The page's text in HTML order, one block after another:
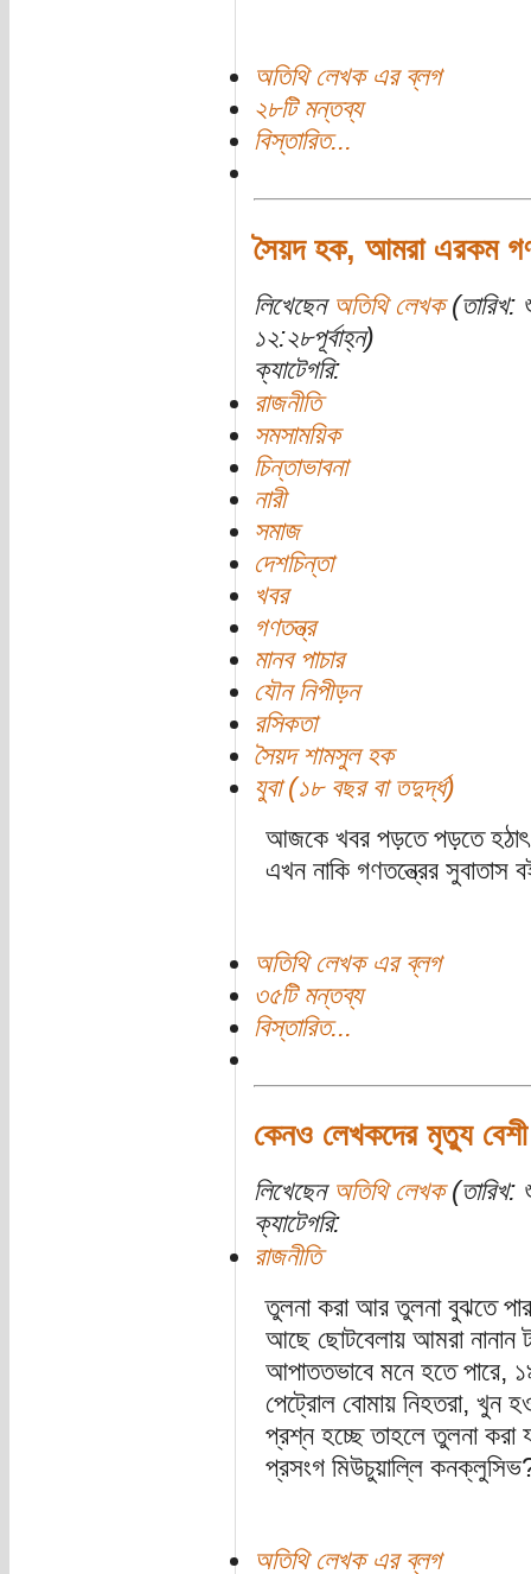
অতিথি লেখক এর ব্লগ
২৮টি মন্তব্য
বিস্তারিত...
সৈয়দ হক, আমরা এরকম
লিখেছেন অতিথি লেখক(তারিখ:
১২:২৮পূর্বাহ্ন)
ক্যাটেগরি:
রাজনীতি
সমসাময়িক
চিন্তাভাবনা
নারী
সমাজ
দেশচিন্তা
খবর
গণতন্ত্র
মানব পাচার
যৌন নিপীড়ন
রসিকতা
সৈয়দ শামসুল হক
যুবা (১৮ বছর বা তদুর্দ্ধ)
আজকে খবর পড়তে পড়তে
এখন নাকি গণতন্ত্রের সুবাতাস
অতিথি লেখক এর ব্লগ
৩৫টি মন্তব্য
বিস্তারিত...
কেনও লেখকদের মৃত্যু
লিখেছেন অতিথি লেখক(তারিখ:
ক্যাটেগরি:
রাজনীতি
তুলনা করা আর তুলনা বুঝতে
আছে ছোটবেলায় আমরা নানান
আপাততভাবে মনে হতে পারে,
পেট্রোল বোমায় নিহতরা, খুন
প্রশ্ন হচ্ছে তাহলে তুলনা করা
প্রসংগ মিউচুয়াল্লি
অতিথি লেখক এর ব্লগ